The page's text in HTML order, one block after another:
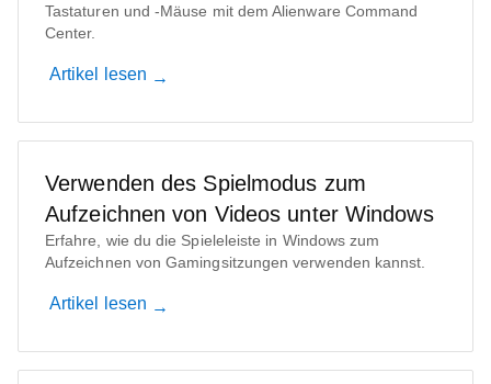
Tastaturen und -Mäuse mit dem Alienware Command
Center.
Artikel lesen
Verwenden des Spielmodus zum
Aufzeichnen von Videos unter Windows
Erfahre, wie du die Spieleleiste in Windows zum
Aufzeichnen von Gamingsitzungen verwenden kannst.
Artikel lesen